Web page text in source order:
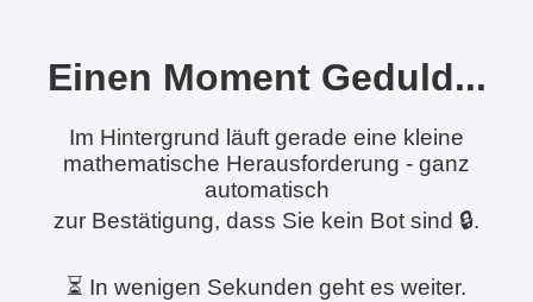
Einen Moment Geduld...
Im Hintergrund läuft gerade eine kleine
mathematische Herausforderung - ganz
automatisch
zur Bestätigung, dass Sie kein Bot sind 🔒.
⏳ In wenigen Sekunden geht es weiter.